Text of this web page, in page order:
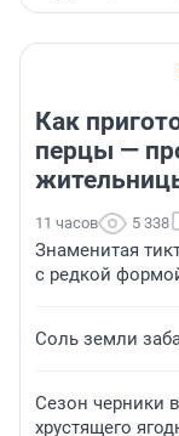
Как
перцы —
11 часов 5 338
Знаменитая
с редкой
Соль земли
Сезон черники
хрустящего